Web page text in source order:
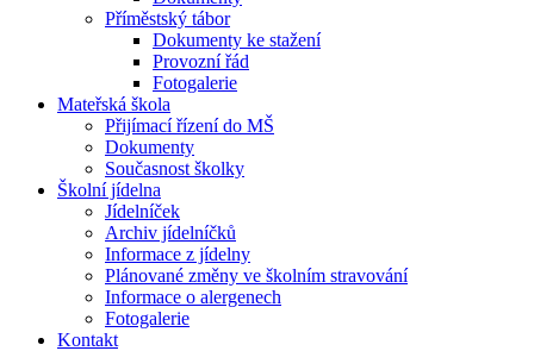
Příměstský tábor
Dokumenty ke stažení
Provozní řád
Fotogalerie
Mateřská škola
Přijímací řízení do MŠ
Dokumenty
Současnost školky
Školní jídelna
Jídelníček
Archiv jídelníčků
Informace z jídelny
Plánované změny ve školním stravování
Informace o alergenech
Fotogalerie
Kontakt